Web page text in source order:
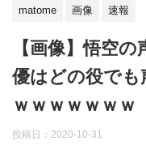
matome 画像 速報
【画像】悟空
優はどの役で
ｗｗｗｗｗｗｗ
投稿日： 2020-10-31